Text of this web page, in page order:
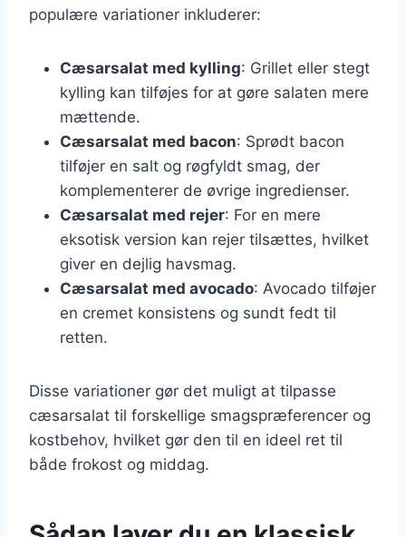
populære variationer inkluderer:
Cæsarsalat med kylling: Grillet eller stegt
kylling kan tilføjes for at gøre salaten mere
mættende.
Cæsarsalat med bacon: Sprødt bacon
tilføjer en salt og røgfyldt smag, der
komplementerer de øvrige ingredienser.
Cæsarsalat med rejer: For en mere
eksotisk version kan rejer tilsættes, hvilket
giver en dejlig havsmag.
Cæsarsalat med avocado: Avocado tilføjer
en cremet konsistens og sundt fedt til
retten.
Disse variationer gør det muligt at tilpasse
cæsarsalat til forskellige smagspræferencer og
kostbehov, hvilket gør den til en ideel ret til
både frokost og middag.